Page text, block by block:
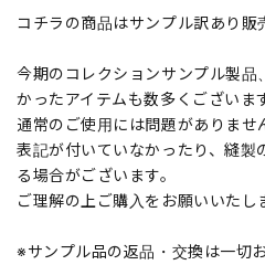
コチラの商品はサンプル訳あり販
今期のコレクションサンプル製品
かったアイテムも数多くございま
通常のご使用には問題がありま
表記が付いていなかったり、縫製
る場合がございます。
ご理解の上ご購入をお願いいたし
※サンプル品の返品・交換は一切